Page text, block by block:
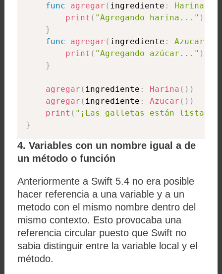
func
agregar ( ingrediente : Harina
print ( "Agregando harina..." )
}
func
agregar ( ingrediente : Azucar
print ( "Agregando azúcar..." )
}
agregar ( ingrediente : Harina ( ) )
agregar ( ingrediente : Azucar ( ) )
print ( "¡Las galletas están listas!"
}
4. Variables con un nombre igual a de
un método o función
Anteriormente a Swift 5.4 no era posible
hacer referencia a una variable y a un
metodo con el mismo nombre dentro del
mismo contexto. Esto provocaba una
referencia circular puesto que Swift no
sabia distinguir entre la variable local y el
método.